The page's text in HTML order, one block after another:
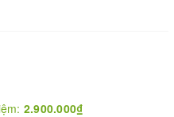
2.900.000₫